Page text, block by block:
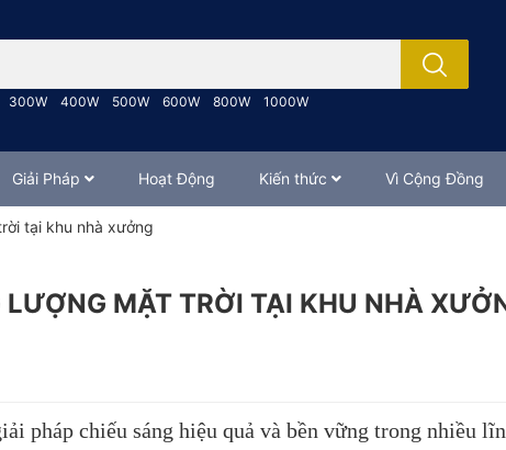
300W 400W 500W 600W 800W 1000W
Giải Pháp Hoạt Động Kiến thức Vì Cộng Đồng
tại khu nhà xưởng
MẶT TRỜI TẠI KHU NHÀ
pháp chiếu sáng hiệu quả và bền vững trong nhiều